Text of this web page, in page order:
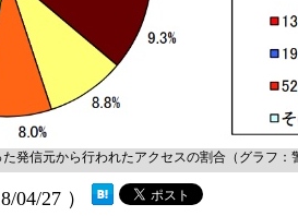
発信元から行われたアクセスの割合（グラフ：
04/27 ）